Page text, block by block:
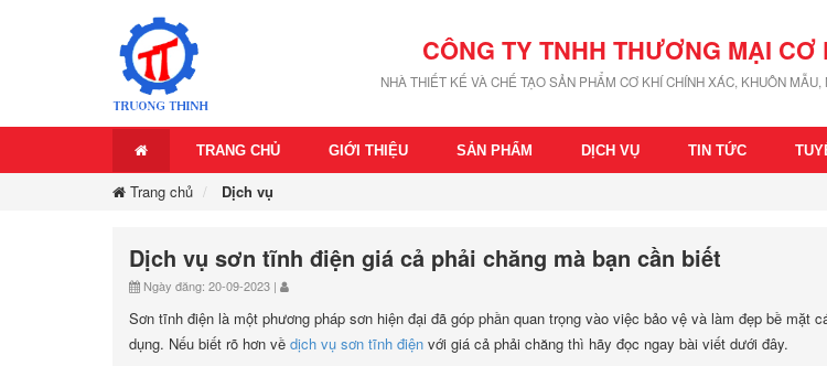
CÔNG TY TNHH THƯƠNG MẠI
NHÀ THIẾT KẾ VÀ CHẾ TẠO SẢN PHẨM CƠ KHÍ CHÍNH XÁC, KHUÔN
TRANG CHỦ GIỚI THIỆU SẢN PHẨM DỊCH VỤ TIN TỨC
Trang chủ Dịch vụ
Dịch vụ sơn tĩnh điện giá cả phải chăng mà bạn cần biết
Ngày đăng: 20-09-2023 |
Sơn tĩnh điện là một phương pháp sơn hiện đại đã góp phần quan trọng vào việc bảo vệ và làm đẹp bề mặt
dụng. Nếu biết rõ hơn về dịch vụ sơn tĩnh điện với giá cả phải chăng thì hãy đọc ngay bài viết dưới đây.